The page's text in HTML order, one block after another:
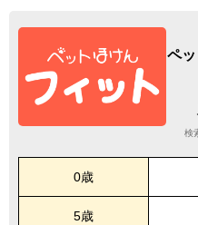
ペ
検
0歳
5歳